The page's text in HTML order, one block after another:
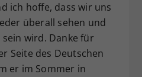
ich hoffe, dass wir uns
überall sehen und
wird. Danke für
Seite des Deutschen
er im Sommer in